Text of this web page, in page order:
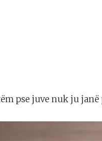
pse juve nuk ju